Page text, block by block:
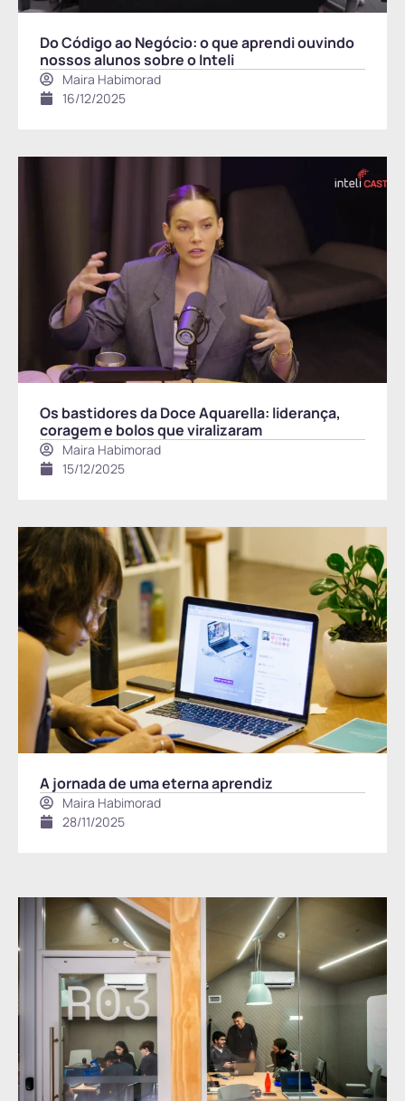
Do Código ao Negócio: o que aprendi ouvindo
nossos alunos sobre o Inteli
Maira Habimorad
16/12/2025
Os bastidores da Doce Aquarella: liderança,
coragem e bolos que viralizaram
Maira Habimorad
15/12/2025
A jornada de uma eterna aprendiz
Maira Habimorad
28/11/2025